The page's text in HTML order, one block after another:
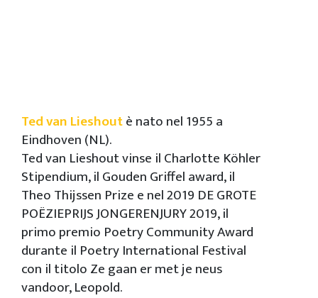
Ted van Lieshoutè nato nel 1955 a
Eindhoven (NL).
Ted van Lieshout vinse il Charlotte Köhler
Stipendium, il Gouden Griffel award, il
Theo Thijssen Prize e nel 2019 DE GROTE
POËZIEPRIJS JONGERENJURY 2019, il
primo premio Poetry Community Award
durante il Poetry International Festival
con il titolo Ze gaan er met je neus
vandoor, Leopold.